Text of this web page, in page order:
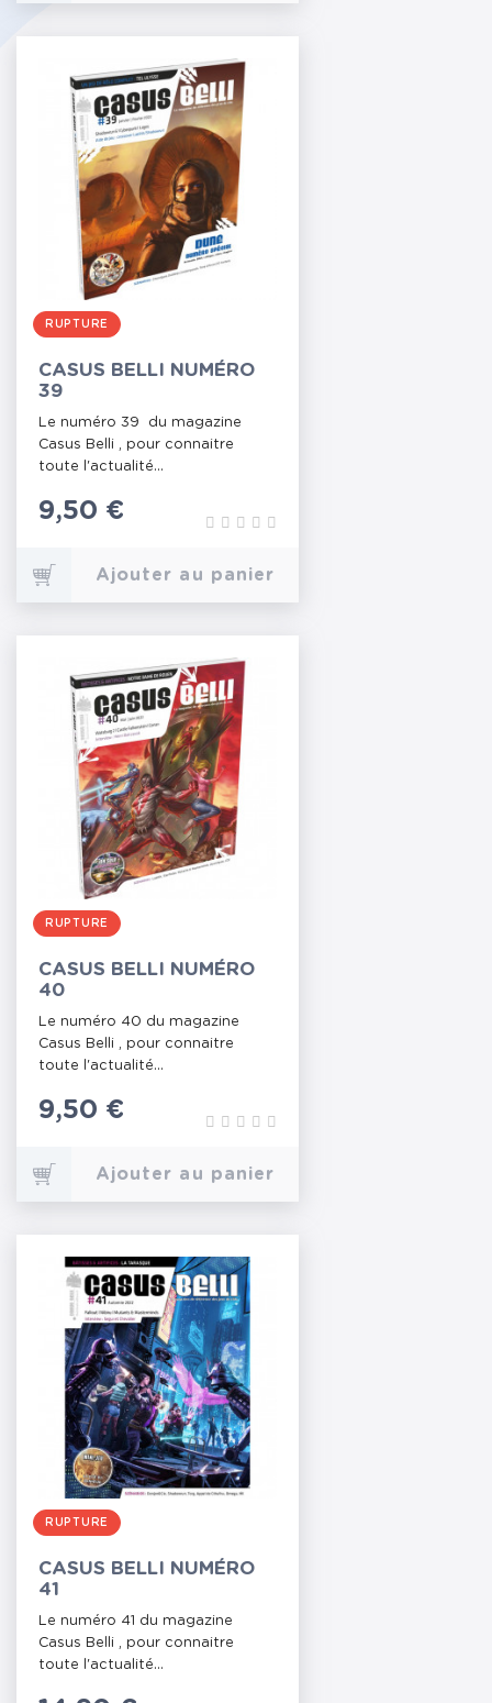
RUPTURE
CASUS BELLI NUMÉRO
39
Le numéro 39 du magazine
Casus Belli , pour connaitre
toute l'actualité...
Prix
9,50 €
Ajouter au panier
RUPTURE
CASUS BELLI NUMÉRO
40
Le numéro 40 du magazine
Casus Belli , pour connaitre
toute l'actualité...
Prix
9,50 €
Ajouter au panier
RUPTURE
CASUS BELLI NUMÉRO
41
Le numéro 41 du magazine
Casus Belli , pour connaitre
toute l'actualité...